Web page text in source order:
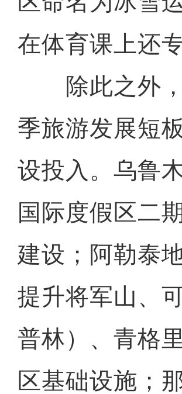
在体育课上还
除此之外，
季旅游发展短
设投入。乌鲁
国际度假区二
建设；阿勒泰
提升将军山、
普林）、青格
区基础设施；